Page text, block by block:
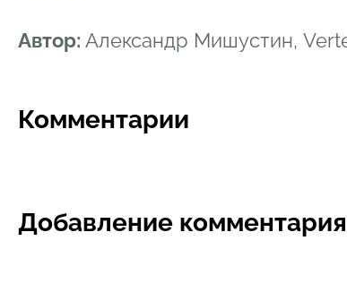
Автор: Александр Мишустин,
Комментарии
Добавление комментария